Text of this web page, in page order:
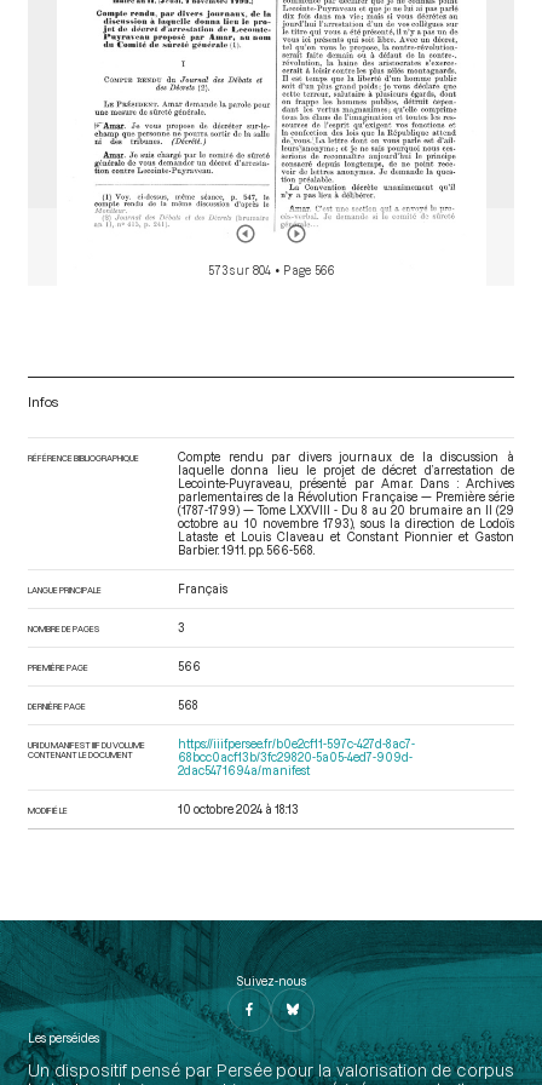
573 sur 804 • Page 566
Infos
RÉFÉRENCE BIBLIOGRAPHIQUE
Compte rendu par divers journaux de la discussion à
laquelle donna lieu le projet de décret d’arrestation de
Lecointe-Puyraveau, présenté par Amar. Dans : Archives
parlementaires de la Révolution Française — Première série
(1787-1799) — Tome LXXVIII - Du 8 au 20 brumaire an II (29
octobre au 10 novembre 1793) , sous la direction de Lodoïs
Lataste et Louis Claveau et Constant Pionnier et Gaston
Barbier. 1911. pp. 566-568.
LANGUE PRINCIPALE Français
NOMBRE DE PAGES 3
PREMIÈRE PAGE 566
DERNIÈRE PAGE 568
URI DU MANIFEST IIIF DU VOLUME
CONTENANT LE DOCUMENT
https://iiif.persee.fr/b0e2cf11-597c-427d-8ac7-
68bcc0acf13b/3fc29820-5a05-4ed7-909d-
2dac5471694a/manifest
MODIFIÉ LE 10 octobre 2024 à 18:13
Suivez-nous
Les perséides
Un dispositif pensé par Persée pour la valorisation de corpus